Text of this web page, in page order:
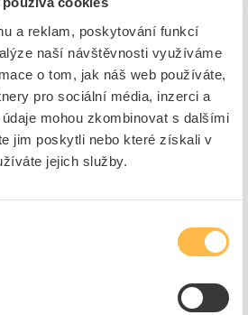
a reklam, poskytování funkcí
naší návštěvnosti využíváme
o tom, jak náš web používáte,
pro sociální média, inzerci a
mohou zkombinovat s dalšími
jim poskytli nebo které získali v
jejich služby.
MT-3 popisovací pro vázací pásky,
mm, nylon 66, přírodní
8595055706448
do košíku